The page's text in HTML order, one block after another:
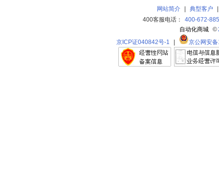
网站简介 典型客户
400客服电话：
400-672-
自动化商城
©
京ICP证040842号-1
京公网安